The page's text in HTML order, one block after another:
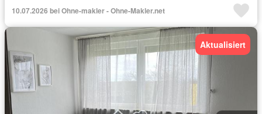
10.07.2026 bei Ohne-makler - Ohne-Makler.net
Aktualisiert